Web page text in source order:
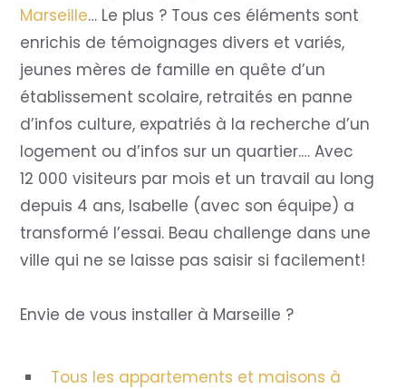
Marseille… Le plus ? Tous ces éléments sont
enrichis de témoignages divers et variés,
jeunes mères de famille en quête d’un
établissement scolaire, retraités en panne
d’infos culture, expatriés à la recherche d’un
logement ou d’infos sur un quartier.… Avec
12 000 visiteurs par mois et un travail au long
depuis 4 ans, Isabelle (avec son équipe) a
transformé l’essai. Beau challenge dans une
ville qui ne se laisse pas saisir si facilement!
Envie de vous installer à Marseille ?
Tous les appartements et maisons à